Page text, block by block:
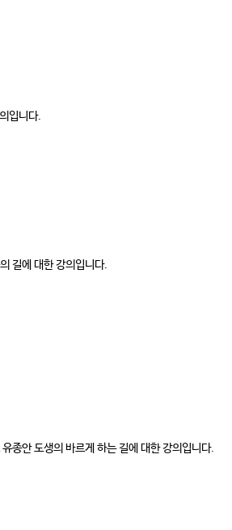
입니다.
길에 대한 강의입니다.
종안 도생의 바르게 하는 길에 대한 강의입니다.